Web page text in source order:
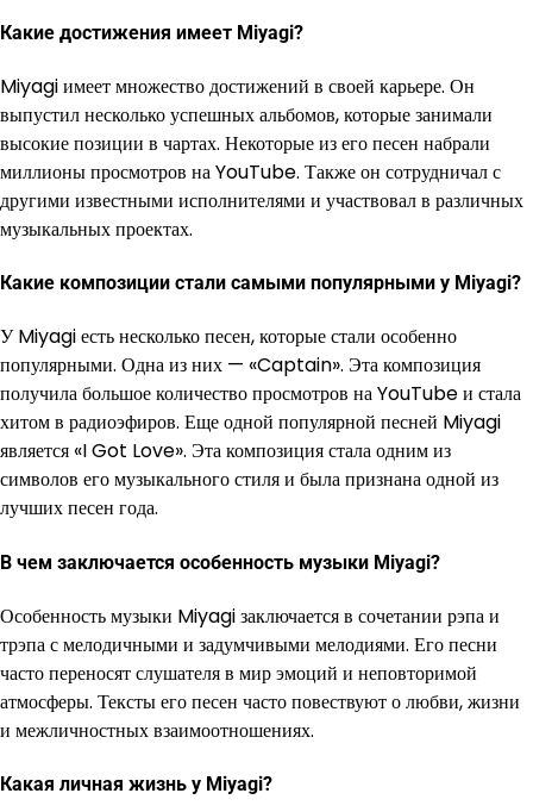
Какие достижения имеет Miyagi?
Miyagi имеет множество достижений в своей карьере. Он
выпустил несколько успешных альбомов, которые занимали
высокие позиции в чартах. Некоторые из его песен набрали
миллионы просмотров на YouTube. Также он сотрудничал с
другими известными исполнителями и участвовал в различных
музыкальных проектах.
Какие композиции стали самыми популярными у Miyagi?
У Miyagi есть несколько песен, которые стали особенно
популярными. Одна из них — «Captain». Эта композиция
получила большое количество просмотров на YouTube и стала
хитом в радиоэфиров. Еще одной популярной песней Miyagi
является «I Got Love». Эта композиция стала одним из
символов его музыкального стиля и была признана одной из
лучших песен года.
В чем заключается особенность музыки Miyagi?
Особенность музыки Miyagi заключается в сочетании рэпа и
трэпа с мелодичными и задумчивыми мелодиями. Его песни
часто переносят слушателя в мир эмоций и неповторимой
атмосферы. Тексты его песен часто повествуют о любви, жизни
и межличностных взаимоотношениях.
Какая личная жизнь у Miyagi?